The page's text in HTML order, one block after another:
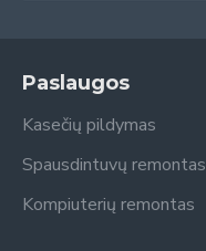
Paslaugos
Kasečių pildymas
Spausdintuvų remontas
Kompiuterių remontas